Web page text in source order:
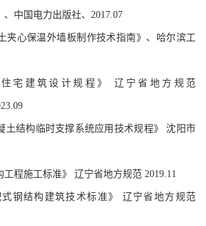
、中国电力出版社、 2017.07
夹心保温外墙板制作技术指南》、哈尔滨工
住宅建筑设计规程》 辽宁省地方规范
土结构临时支撑系统应用技术规程》 沈阳市
工程施工标准》 辽宁省地方规范 2019.11
式钢结构建筑技术标准》 辽宁省地方规范